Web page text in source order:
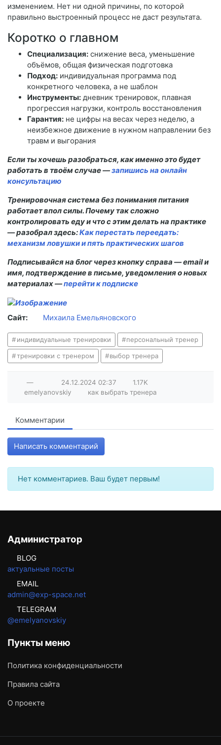
изменением. Нет ни одной причины, по которой
правильно выстроенный процесс не даст результата.
Коротко о главном
Специализация: снижение веса, уменьшение
объёмов, общая физическая подготовка
Подход: индивидуальная программа под
конкретного человека, а не шаблон
Инструменты: дневник тренировок, плавная
прогрессия нагрузки, контроль восстановления
Гарантия: не цифры на весах через неделю, а
неизбежное движение в нужном направлении без
травм и выгорания
Если ты хочешь разобраться, как именно это будет
работать в твоём случае —запишись на онлайн
консультацию
Тренировочная система без понимания питания
работает впол силы. Почему так сложно
контролировать еду и что с этим делать на практике
— разобрал здесь:Как перестать переедать:
механизм ловушки и пять практических шагов
Подписывайся на блог через кнопку справа — email и
имя, подтверждение в письме, уведомления о новых
материалах —перейти к подписке
Сайт: Михаила Емельяновского
индивидуальные тренировки персональный тренер
тренировки с тренером выбор тренера
— 24.12.2024 02:37
1.17K
emelyanovskiy
как выбрать тренера
Комментарии
Написать комментарий
Нет комментариев. Ваш будет первым!
Администратор
BLOG
актуальные посты
EMAIL
admin@exp-space.net
TELEGRAM
@emelyanovskiy
Пункты меню
Политика конфиденциальности
Правила сайта
О проекте